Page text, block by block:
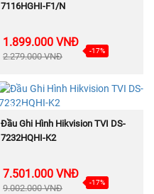
7116HGHI-F1/N
1.899.000 VNĐ
2.279.000 VNĐ
-17%
BÁN
CHẠY
MUA NGAY
Đầu Ghi Hình Hikvision TVI DS-
7232HQHI-K2
7.501.000 VNĐ
9.002.000 VNĐ
-17%